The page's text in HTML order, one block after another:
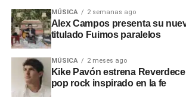
MÚSICA 2 semanas ago
Alex Campos presenta su
titulado Fuimos paralelos
MÚSICA 2 meses ago
Kike Pavón estrena
pop rock inspirado en la fe